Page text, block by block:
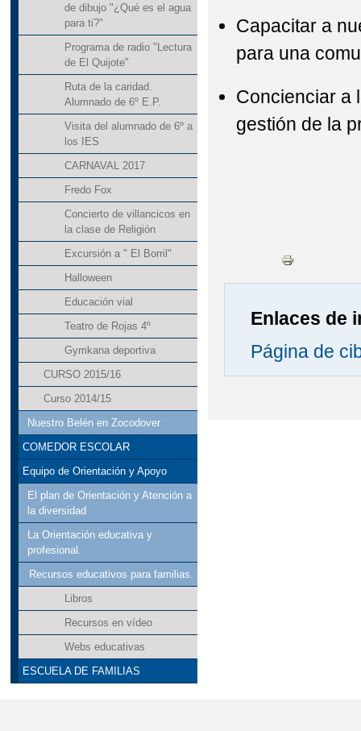
de dibujo "¿Qué es el agua
para ti?"
Programa de radio "Lectura
de El Quijote"
Ruta de la caridad.
Alumnado de 6º E.P.
Visita del alumnado de 6º a
los IES
CARNAVAL 2017
Fredo Fox
Concierto de villancicos en
la clase de Religión
Excursión a " El Borril"
Halloween
Educación vial
Teatro de Rojas 4º
Gymkana deportiva
CURSO 2015/16
Curso 2014/15
Nuestro Belén en Zocodover
COMEDOR ESCOLAR
Equipo de Orientación y Apoyo
El plan de Orientación y Atención a
la diversidad
La Orientación educativa y
profesional.
Recursos educativos para familias.
Libros
Recursos en vídeo
Webs educativas
ESCUELA DE FAMILIAS
Capacitar a
para una
Concienciar a
gestión de la
Enlaces de
Página de